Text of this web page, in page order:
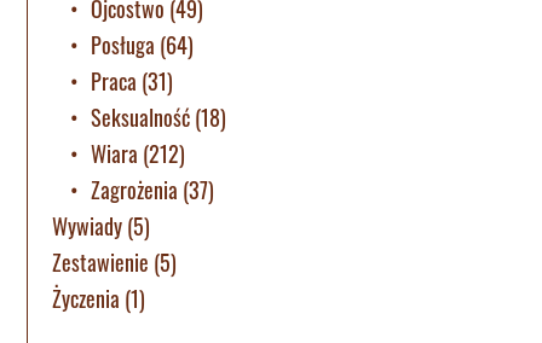
Ojcostwo (49)
Posługa (64)
Praca (31)
Seksualność(18)
Wiara (212)
Zagrożenia (37)
Wywiady(5)
Zestawienie (5)
Życzenia (1)